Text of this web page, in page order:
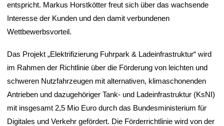
entspricht. Markus Horstkötter freut sich über das wachsende
Interesse der Kunden und den damit verbundenen
Wettbewerbsvorteil.
Das Projekt „Elektrifizierung Fuhrpark & Ladeinfrastruktur“ wird
im Rahmen der Richtlinie über die Förderung von leichten und
schweren Nutzfahrzeugen mit alternativen, klimaschonenden
Antrieben und dazugehöriger Tank- und Ladeinfrastruktur (KsNI)
mit insgesamt 2,5 Mio Euro durch das Bundesministerium für
Digitales und Verkehr gefördert. Die Förderrichtlinie wird von der